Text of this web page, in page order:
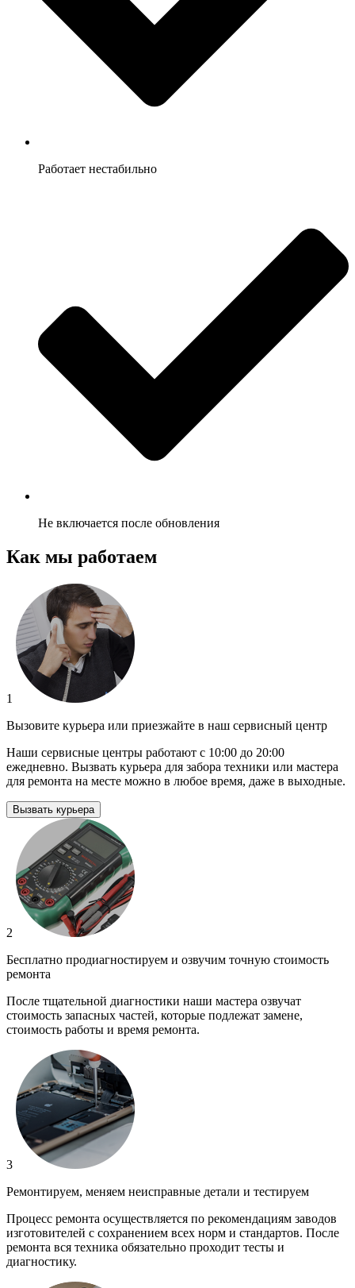
Работает нестабильно
Не включается после обновления
Как мы работаем
1
Вызовите курьера или приезжайте в наш сервисный центр
Наши сервисные центры работают с 10:00 до 20:00
ежедневно. Вызвать курьера для забора техники или мастера
для ремонта на месте можно в любое время, даже в выходные.
Вызвать курьера
2
Бесплатно продиагностируем и озвучим точную стоимость
ремонта
После тщательной диагностики наши мастера озвучат
стоимость запасных частей, которые подлежат замене,
стоимость работы и время ремонта.
3
Ремонтируем, меняем неисправные детали и тестируем
Процесс ремонта осуществляется по рекомендациям заводов
изготовителей с сохранением всех норм и стандартов. После
ремонта вся техника обязательно проходит тесты и
диагностику.